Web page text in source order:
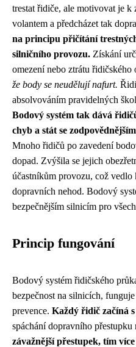
trestat řidiče, ale motivovat je k
volantem a předcházet tak
na principu přičítání
silničního provozu. Získání
omezení nebo ztrátu řidičského
že body se neudělují nafurt.
absolvováním pravidelných
Bodový systém tak dává
chyb a stát se
Mnoho řidičů po zavedení
dopad. Zvýšila se jejich
účastníkům provozu, což
dopravních nehod. Bodový
bezpečnějším silnicím pro
Princip fungování
Bodový systém řidičského
bezpečnost na silnicích,
prevence. Každý řidič začíná
spáchání dopravního
závažnější přestupek, tím